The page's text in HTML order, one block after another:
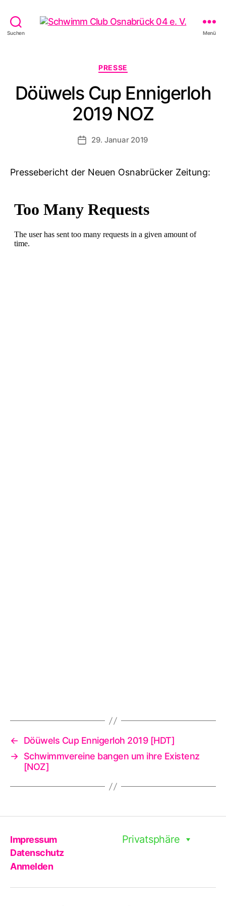
Suchen
04
e.
V.
Menü
Kategorien
PRESSE
Döüwels Cup Ennigerloh
2019 NOZ
Veröffentlichungsdatum
29. Januar 2019
Pressebericht der Neuen Osnabrücker Zeitung:
←
Döüwels Cup Ennigerloh 2019 [HDT]
→ Schwimmvereine bangen um ihre Existenz
[NOZ]
Impressum
Datenschutz
Anmelden
Privatsphäre